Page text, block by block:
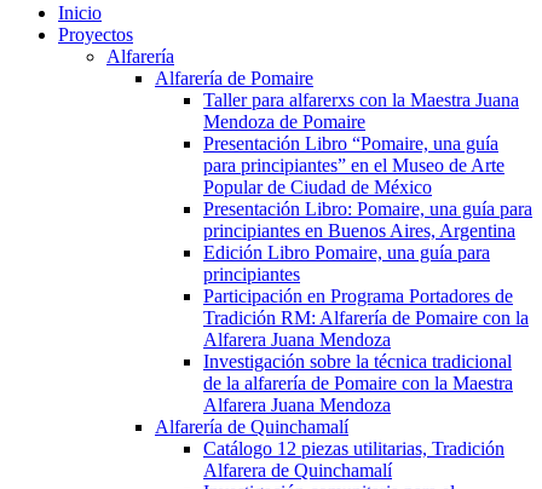
Inicio
Proyectos
Alfarería
Alfarería de Pomaire
Taller para alfarerxs con la Maestra Juana
Mendoza de Pomaire
Presentación Libro “Pomaire, una guía
para principiantes” en el Museo de Arte
Popular de Ciudad de México
Presentación Libro: Pomaire, una guía para
principiantes en Buenos Aires, Argentina
Edición Libro Pomaire, una guía para
principiantes
Participación en Programa Portadores de
Tradición RM: Alfarería de Pomaire con la
Alfarera Juana Mendoza
Investigación sobre la técnica tradicional
de la alfarería de Pomaire con la Maestra
Alfarera Juana Mendoza
Alfarería de Quinchamalí
Catálogo 12 piezas utilitarias, Tradición
Alfarera de Quinchamalí